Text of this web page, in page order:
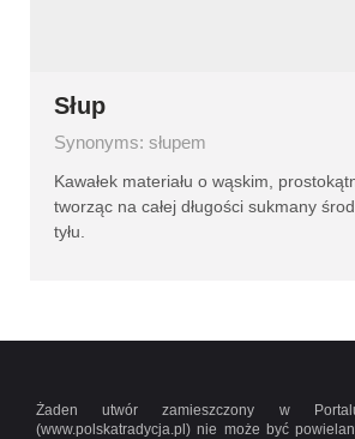
Słup
Synonyms: słupem
Kawałek materiału o wąskim,
tworząc na całej długości sukmany
tyłu.
Żaden utwór zamieszczony w Portalu
(www.polskatradycja.pl) nie może być